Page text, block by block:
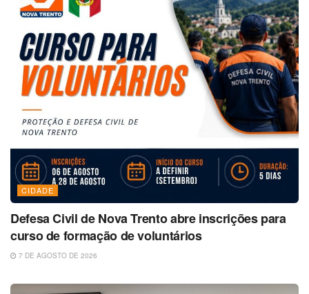
CIDADE
Defesa Civil de Nova Trento abre inscrições para
curso de formação de voluntários
7 DE AGOSTO DE 2026